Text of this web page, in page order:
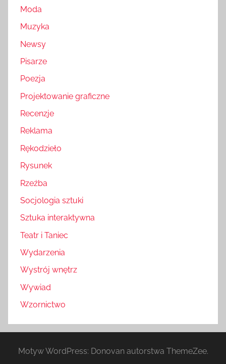
Moda
Muzyka
Newsy
Pisarze
Poezja
Projektowanie graficzne
Recenzje
Reklama
Rękodzieło
Rysunek
Rzeźba
Socjologia sztuki
Sztuka interaktywna
Teatr i Taniec
Wydarzenia
Wystrój wnętrz
Wywiad
Wzornictwo
Motyw WordPress: Donovan autorstwa ThemeZee.